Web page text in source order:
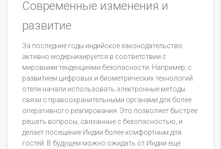
Современные изменения и
развитие
За последние годы индийское законодательство
активно модернизируется в соответствии с
мировыми тенденциями безопасности. Например, с
развитием цифровых и биометрических технологий
отели начали использовать электронные методы
связи с правоохранительными органами для более
оперативного реагирования. Это позволяет быстрее
решать вопросы, связанные с безопасностью, и
делает посещение Индии более комфортным для
гостей. В будущем можно ожидать от Индии ещё